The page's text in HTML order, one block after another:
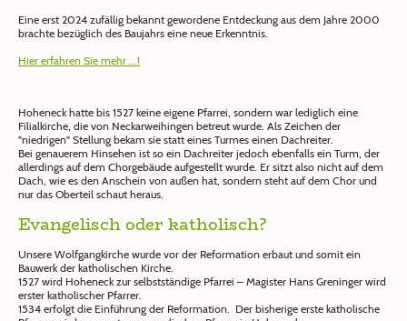
Eine erst 2024 zufällig bekannt gewordene Entdeckung aus dem Jahre 2000
brachte bezüglich des Baujahrs eine neue Erkenntnis.
Hier erfahren Sie mehr ...!
Hoheneck hatte bis 1527 keine eigene Pfarrei, sondern war lediglich eine
Filialkirche, die von Neckarweihingen betreut wurde. Als Zeichen der
"niedrigen" Stellung bekam sie statt eines Turmes einen Dachreiter.
Bei genauerem Hinsehen ist so ein Dachreiter jedoch ebenfalls ein Turm, der
allerdings auf dem Chorgebäude aufgestellt wurde. Er sitzt also nicht auf dem
Dach, wie es den Anschein von außen hat, sondern steht auf dem Chor und
nur das Oberteil schaut heraus.
Evangelisch oder katholisch?
Unsere Wolfgangkirche wurde vor der Reformation erbaut und somit ein
Bauwerk der katholischen Kirche.
1527 wird Hoheneck zur selbstständige Pfarrei – Magister Hans Greninger wird
erster katholischer Pfarrer.
1534 erfolgt die Einführung der Reformation. Der bisherige erste katholische